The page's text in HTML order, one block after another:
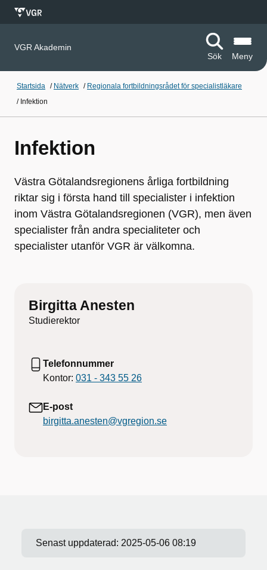
VGR Akademin
Sök
Meny
Startsida / Nätverk / Regionala fortbildningsrådet för specialistläkare
/ Infektion
Infektion
Västra Götalandsregionens årliga fortbildning
riktar sig i första hand till specialister i infektion
inom Västra Götalandsregionen (VGR), men även
specialister från andra specialiteter och
specialister utanför VGR är välkomna.
Birgitta Anesten
Studierektor
Telefonnummer
Kontor: 031 - 343 55 26
E-post
birgitta.anesten@vgregion.se
Senast uppdaterad: 2025-05-06 08:19